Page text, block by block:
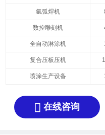
氩弧焊机
数控雕刻机
全自动淋涂机
复合压板压机
喷涂生产设备
 在线咨询